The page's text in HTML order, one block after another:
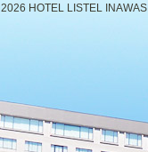
2026 HOTEL LISTEL